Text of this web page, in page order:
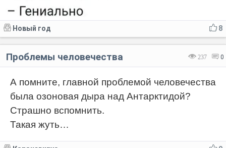
8
Новый год
237 0
Проблемы человечества
А помните, главной проблемой человечества
была озоновая дыра над Антарктидой?
Страшно вспомнить.
Такая жуть…